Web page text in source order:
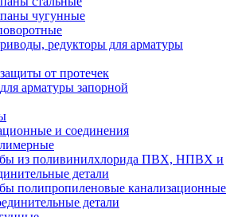
чугунные
редукторы для арматуры
от протечек
арматуры запорной
и соединения
из поливинилхлорида ПВХ, НПВХ и
детали
полипропиленовые канализационные
детали